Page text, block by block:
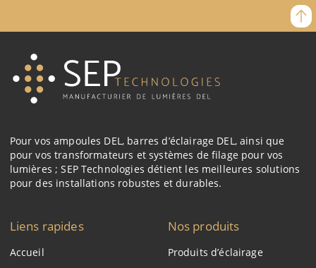
Pour vos ampoules DEL, barres d’éclairage DEL, ainsi que
pour vos transformateurs et systèmes de filage pour vos
lumières ; SEP Technologies détient les meilleures solutions
pour des installations robustes et durables.
Liens rapides
Accueil
Nos produits
Produits d’éclairage